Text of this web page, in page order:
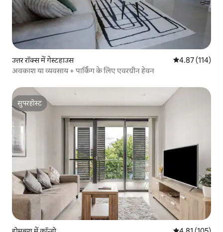
उत्तर रॉक्स में गेस्टहाउस औसत रेटिंग 5 में से
4.87 (114)
अवकाश या व्यवसाय + पार्किंग के लिए एवरग्रीन हेवन
सुपरहोस्ट
सुपरहोस्ट